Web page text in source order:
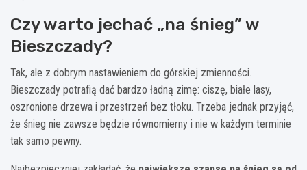
Czy warto jechać „na śnieg” w
Bieszczady?
Tak, ale z dobrym nastawieniem do górskiej zmienności.
Bieszczady potrafią dać bardzo ładną zimę: ciszę, białe lasy,
oszronione drzewa i przestrzeń bez tłoku. Trzeba jednak przyjąć,
że śnieg nie zawsze będzie równomierny i nie w każdym terminie
tak samo pewny.